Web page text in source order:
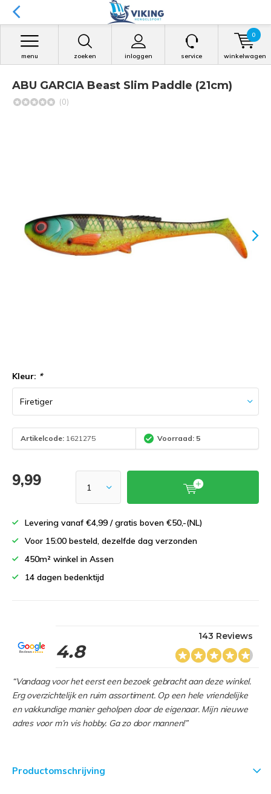
zoeken inloggen
menu service winkelwagen
0
ABU GARCIA Beast Slim Paddle (21cm)
(0)
Kleur: *
Artikelcode: 1621275 Voorraad: 5
9,99
Levering vanaf €4,99 / gratis boven €50,-(NL)
Voor 15:00 besteld, dezelfde dag verzonden
450m² winkel in Assen
14 dagen bedenktijd
4.8
143 Reviews
“Vandaag voor het eerst een bezoek gebracht aan deze winkel.
Erg overzichtelijk en ruim assortiment. Op een hele vriendelijke
en vakkundige manier geholpen door de eigenaar. Mijn nieuwe
adres voor m’n vis hobby. Ga zo door mannen!”
Productomschrijving